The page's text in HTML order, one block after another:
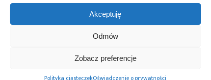
Akceptuję
Odmów
Zobacz preferencje
Polityka ciasteczekOświadczenie o prywatności
wspierać rozwój
ujawniają poważne ofertę kupna
OpenAI za kwotę